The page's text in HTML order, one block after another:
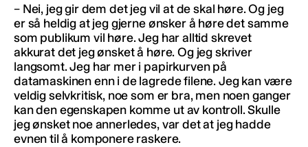
– Nei, jeg gir dem det jeg vil at de skal høre. Og jeg
er så heldig at jeg gjerne ønsker å høre det samme
som publikum vil høre. Jeg har alltid skrevet
akkurat det jeg ønsket å høre. Og jeg skriver
langsomt. Jeg har mer i papirkurven på
datamaskinen enn i de lagrede filene. Jeg kan være
veldig selvkritisk, noe som er bra, men noen ganger
kan den egenskapen komme ut av kontroll. Skulle
jeg ønsket noe annerledes, var det at jeg hadde
evnen til å komponere raskere.